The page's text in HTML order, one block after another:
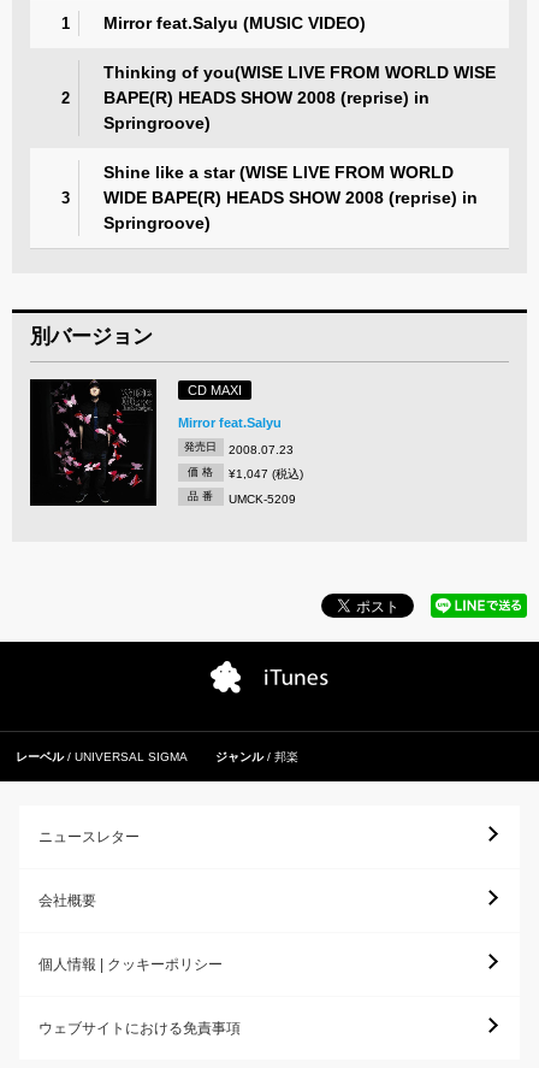
1 Mirror feat.Salyu (MUSIC VIDEO)
2
Thinking of you(WISE LIVE FROM WORLD WISE
BAPE(R) HEADS SHOW 2008 (reprise) in
Springroove)
3
Shine like a star (WISE LIVE FROM WORLD
WIDE BAPE(R) HEADS SHOW 2008 (reprise) in
Springroove)
別バージョン
CD MAXI
Mirror feat.Salyu
発売日 2008.07.23
価 格 ¥1,047 (税込)
品 番 UMCK-5209
レーベル UNIVERSAL SIGMA ジャンル 邦楽
ニュースレター
会社概要
個人情報 | クッキーポリシー
ウェブサイトにおける免責事項